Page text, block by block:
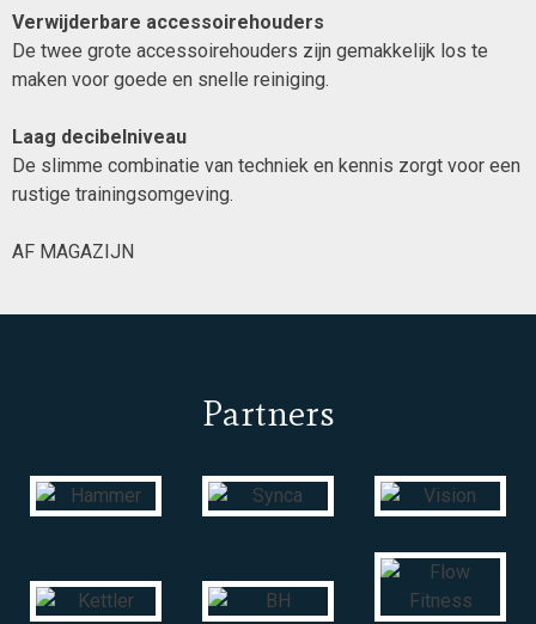
Verwijderbare accessoirehouders
De twee grote accessoirehouders zijn gemakkelijk los te
maken voor goede en snelle reiniging.
Laag decibelniveau
De slimme combinatie van techniek en kennis zorgt voor een
rustige trainingsomgeving.
AF MAGAZIJN
Partners